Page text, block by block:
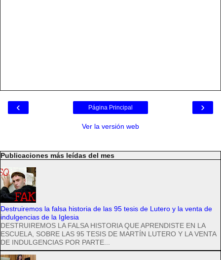
‹ ›
Página Principal
Ver la versión web
Publicaciones más leídas del mes
Destruiremos la falsa historia de las 95 tesis de Lutero y la venta de
indulgencias de la Iglesia
DESTRUIREMOS LA FALSA HISTORIA QUE APRENDISTE EN LA
ESCUELA, SOBRE LAS 95 TESIS DE MARTÍN LUTERO Y LA VENTA
DE INDULGENCIAS POR PARTE...